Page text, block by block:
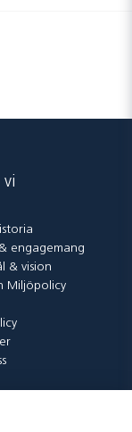
vi
engagemang
& vision
Miljöpolicy